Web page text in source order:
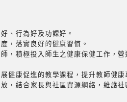
、行為好及功課好。
，落實良好的健康習慣。
，積極投入師生之健康保健工作，
健康促進的教學課程，提升教師健康
，結合家長與社區資源網絡，維護